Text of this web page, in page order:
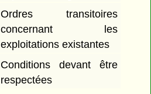
Ordres transitoires
concernant les
exploitations existantes
Conditions devant être
respectées